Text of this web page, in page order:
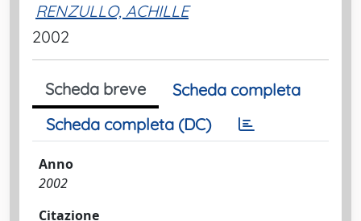
RENZULLO, ACHILLE
2002
Scheda breve
Scheda completa
Scheda completa (DC)
Anno
2002
Citazione